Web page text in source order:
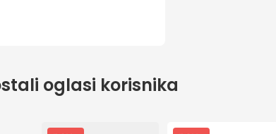
oglasi korisnika